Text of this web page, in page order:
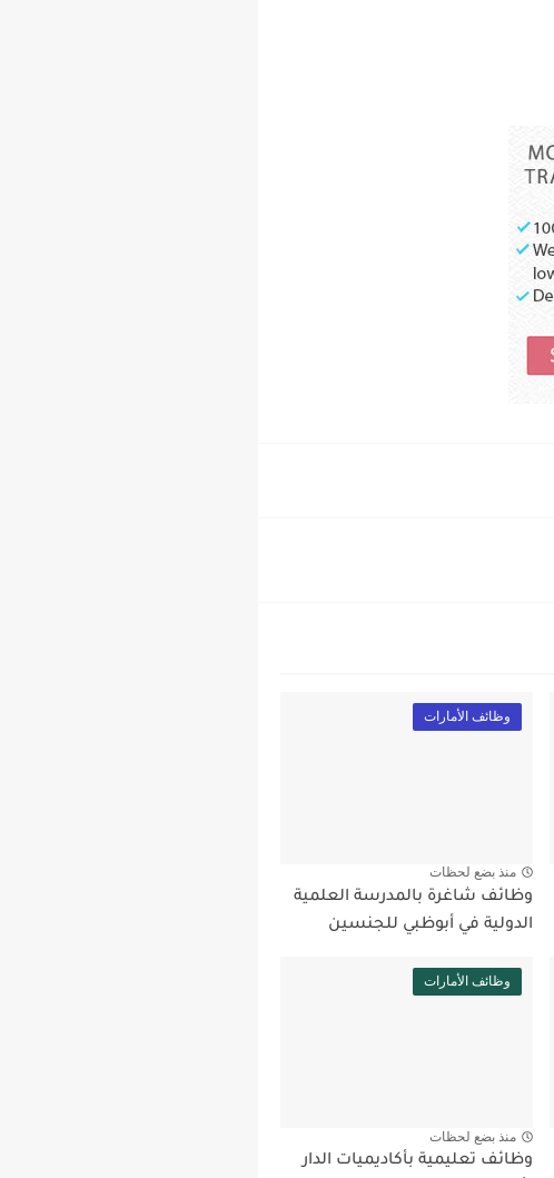
وظائف الأمارات
منذ بضع لحظات
وظائف شاغرة بالمدرسة العلمية
الدولية في أبوظبي للجنسين
وظائف الأمارات
منذ بضع لحظات
وظائف تعليمية بأكاديميات الدار